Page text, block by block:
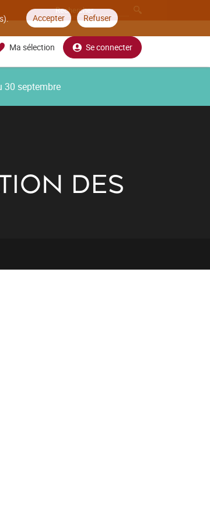
Accepter Refuser
Ma sélection Se connecter
30 septembre
DES